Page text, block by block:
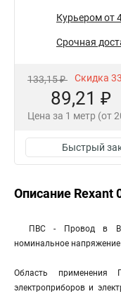
Курьером от
Срочная
133,15 ₽ Скидка
89,21 ₽
Цена за 1 метр (от
Быстрый
Описание Rexant
ПВС - Провод в
номинальное
Область применения
электроприборов и